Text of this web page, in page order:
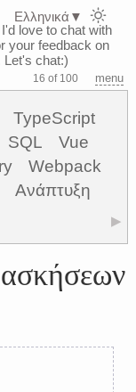
I'd love to chat with
your feedback on
Let's chat:)
16 of 100 menu
TypeScript
SQL
Vue
Webpack
Ανάπτυξη
▶
ασκήσεων
Ελληνικά ▼